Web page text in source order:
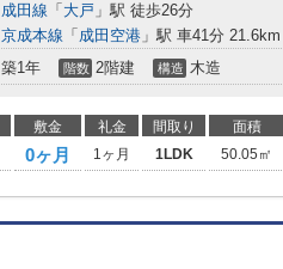
成田線 「 大戸 」駅 徒歩26分
京成本線 「 成田空港 」駅 車41分 21.6km
築1年 階数 2階建 構造 木造
敷金 礼金 間取り 面積
0ヶ月 1ヶ月 1LDK 50.05㎡